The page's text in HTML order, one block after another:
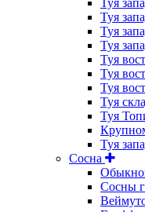
Туя
Туя
Туя
Туя
Туя
Туя
Туя
Туя
Туя
Сосна
Сосны